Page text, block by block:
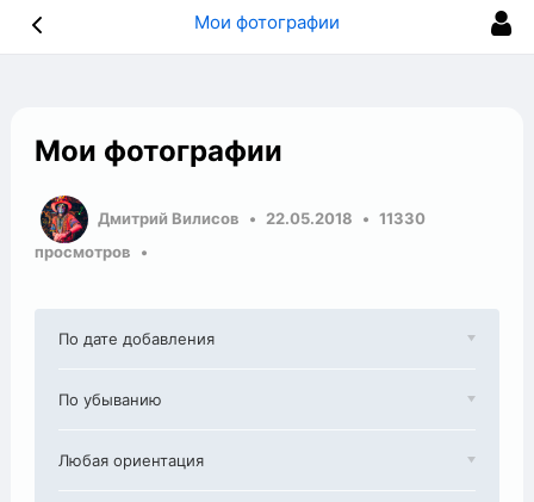
Мои фотографии
Мои фотографии
Дмитрий Вилисов 22.05.2018
11330
просмотров
По дате добавления
По убыванию
Любая ориентация